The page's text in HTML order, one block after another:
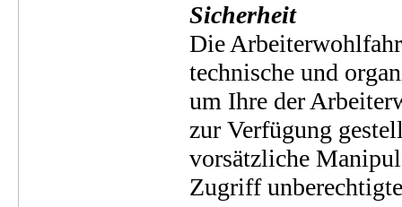
Sicherheit
Die
technische und
um Ihre der
zur Verfügung
vorsätzliche
Zugriff